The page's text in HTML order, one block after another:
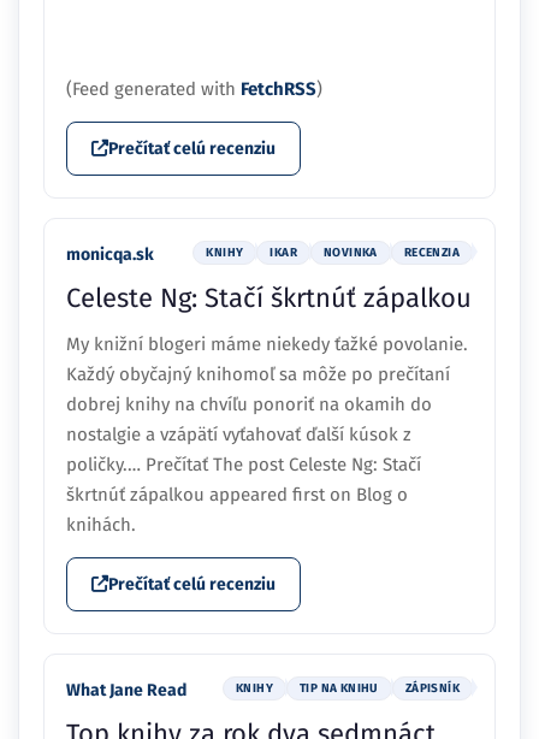
(Feed generated with FetchRSS)
Prečítať celú recenziu
monicqa.sk KNIHY IKAR NOVINKA RECENZIA
Celeste Ng: Stačí škrtnúť zápalkou
My knižní blogeri máme niekedy ťažké povolanie.
Každý obyčajný knihomoľ sa môže po prečítaní
dobrej knihy na chvíľu ponoriť na okamih do
nostalgie a vzápätí vyťahovať ďalší kúsok z
poličky.… Prečítať The post Celeste Ng: Stačí
škrtnúť zápalkou appeared first on Blog o
knihách.
Prečítať celú recenziu
What Jane Read KNIHY TIP NA KNIHU ZÁPISNÍK